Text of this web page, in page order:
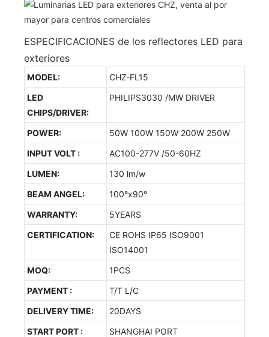
ESPECIFICACIONES de los reflectores LED para
exteriores
MODEL:
CHZ-FL15
LED
CHIPS/DRIVER:
PHILIPS3030 /MW DRIVER
POWER:
50W 100W 150W 200W 250W
INPUT VOLT :
AC100-277V /50-60HZ
LUMEN:
130 lm/w
BEAM ANGEL:
100°x90°
WARRANTY:
5YEARS
CERTIFICATION:
CE ROHS IP65 ISO9001
ISO14001
MOQ:
1PCS
PAYMENT :
T/T L/C
DELIVERY TIME:
20DAYS
START PORT :
SHANGHAI PORT